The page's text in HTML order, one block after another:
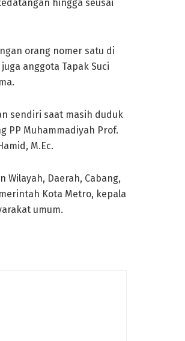
hingga seusai
orang nomer satu di
anggota Tapak Suci
sendiri saat masih duduk
PP Muhammadiyah Prof.
M.Ec.
Daerah, Cabang,
Kota Metro, kepala
umum.